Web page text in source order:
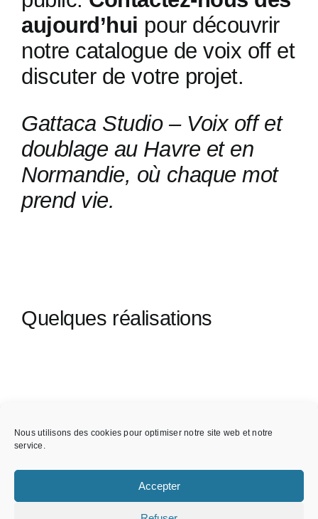
Nous utilisons des cookies pour optimiser notre site web et notre
service.
Accepter
aujourd’hui pour découvrir
notre catalogue de voix off et
discuter de votre projet.
Gattaca Studio – Voix off et
doublage au Havre et en
Normandie, où chaque mot
prend vie.
Quelques réalisations